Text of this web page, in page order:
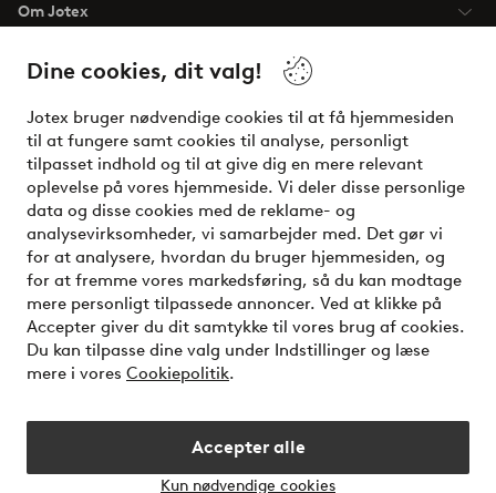
Dine cookies, dit valg!
Jotex bruger nødvendige cookies til at få hjemmesiden
til at fungere samt cookies til analyse, personligt
tilpasset indhold og til at give dig en mere relevant
oplevelse på vores hjemmeside. Vi deler disse personlige
data og disse cookies med de reklame- og
analysevirksomheder, vi samarbejder med. Det gør vi
for at analysere, hvordan du bruger hjemmesiden, og
for at fremme vores markedsføring, så du kan modtage
mere personligt tilpassede annoncer. Ved at klikke på
Accepter giver du dit samtykke til vores brug af cookies.
Du kan tilpasse dine valg under Indstillinger og læse
mere i vores Cookiepolitik.
Accepter alle
Kun nødvendige cookies
Om Jotex
Vilkår
Venner
Sikre betalinger - betal nu eller del op
Vil du vide mere om vores betalingsmuligheder?
elpy